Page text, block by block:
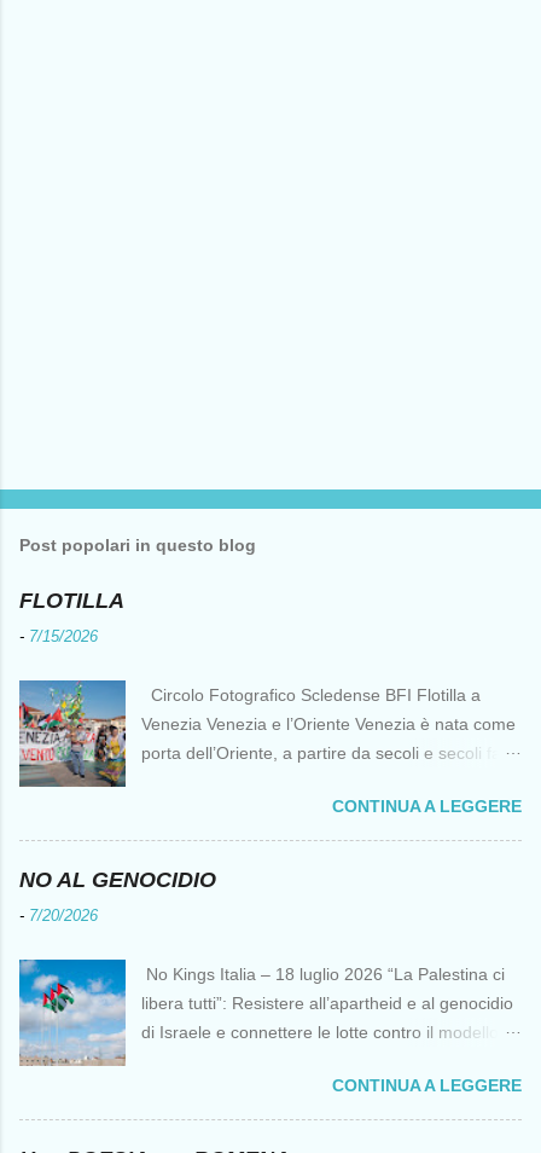
Post popolari in questo blog
FLOTILLA
- 7/15/2026
Circolo Fotografico Scledense BFI Flotilla a
Venezia Venezia e l’Oriente Venezia è nata come
porta dell’Oriente, a partire da secoli e secoli fa ai
di cantierizzazione veneziane divennero preziose
per tutti i crociati diretti a Gerusalemme. Proprio
le crociate fornirono ai veneziani l’occasione per
del Duecento. Dal XIII al XV secolo Venezia
continuò ad avere un ruolo fondamentale nei
rapporti tra l’Europa e l’Oriente, ruolo che si
CONTINUA A LEGGERE
NO AL GENOCIDIO
- 7/20/2026
No Kings Italia – 18 luglio 2026 “La Palestina ci
libera tutti”: Resistere all’apartheid e al genocidio
di Israele e connettere le lotte contro il modello
Bandiere palestinesi presso il Mausoleo di Yasser
Arafat alla Muqata'a La “totale impunità ” di
Israele ha dato inizio a un’“era del diritto del più
CONTINUA A LEGGERE